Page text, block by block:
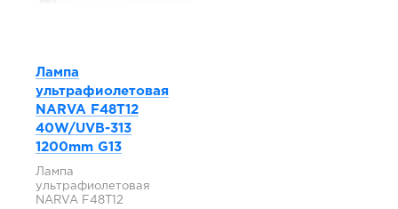
Лампа
ультрафиолетовая
NARVA F48T12
40W/UVB-313
1200mm G13
Лампа
ультрафиолетовая
NARVA F48T12